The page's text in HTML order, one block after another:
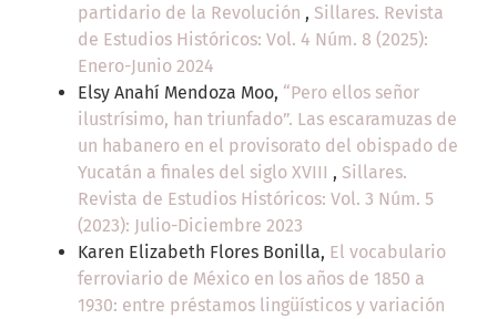
partidario de la Revolución , Sillares. Revista
de Estudios Históricos: Vol. 4 Núm. 8 (2025):
Enero-Junio 2024
Elsy Anahí Mendoza Moo, “Pero ellos señor
ilustrísimo, han triunfado”. Las escaramuzas de
un habanero en el provisorato del obispado de
Yucatán a finales del siglo XVIII , Sillares.
Revista de Estudios Históricos: Vol. 3 Núm. 5
(2023): Julio-Diciembre 2023
Karen Elizabeth Flores Bonilla, El vocabulario
ferroviario de México en los años de 1850 a
1930: entre préstamos lingüísticos y variación